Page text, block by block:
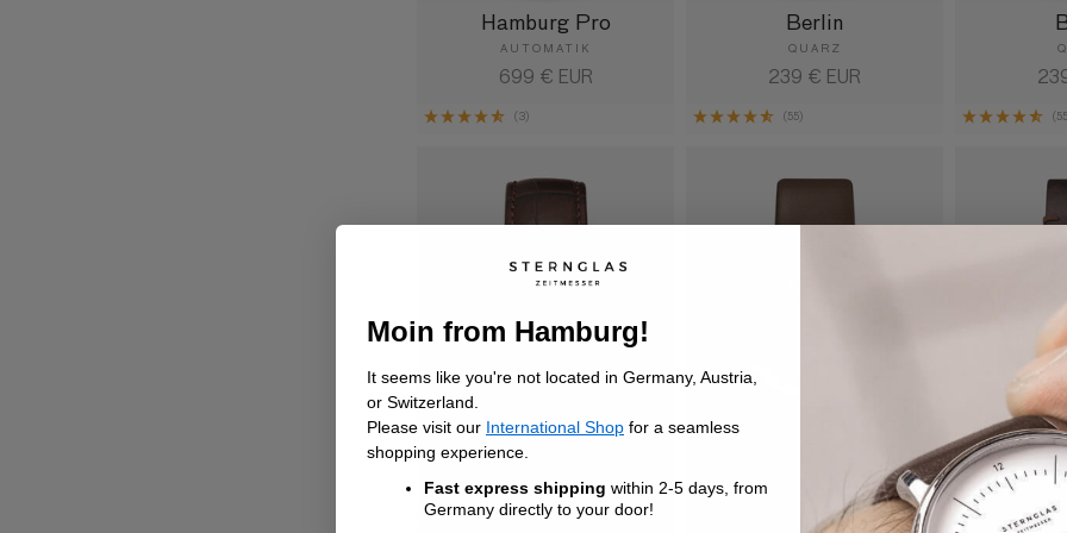
Hamburg Pro
AUTOMATIK
Normaler
699 € EUR
(3)
Berlin
QUARZ
Normaler
239 € EUR
(55)
Naos XL
Berlin sepia gold
Moin from Hamburg!
It seems like you're not located in Germany, Austria,
or Switzerland.
Please visit our International Shop for a seamless
shopping experience.
Fast express shipping within 2-5 days, from
Germany directly to your door!